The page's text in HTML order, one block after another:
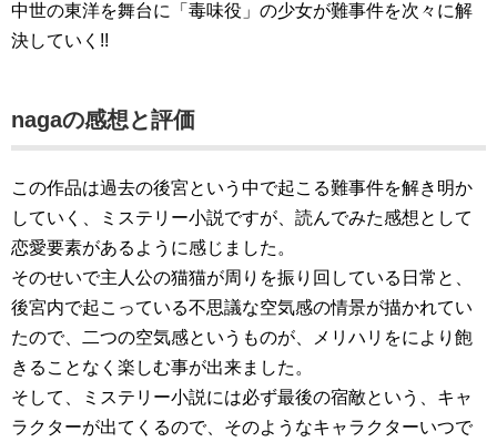
中世の東洋を舞台に「毒味役」の少女が難事件を次々に解
決していく!!
nagaの感想と評価
この作品は過去の後宮という中で起こる難事件を解き明か
していく、ミステリー小説ですが、読んでみた感想として
恋愛要素があるように感じました。
そのせいで主人公の猫猫が周りを振り回している日常と、
後宮内で起こっている不思議な空気感の情景が描かれてい
たので、二つの空気感というものが、メリハリをにより飽
きることなく楽しむ事が出来ました。
そして、ミステリー小説には必ず最後の宿敵という、キャ
ラクターが出てくるので、そのようなキャラクターいつで